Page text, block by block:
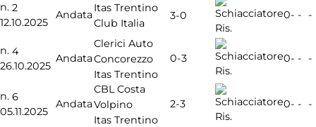
n. 2
12.10.2025
Andata
Itas Trentino
Club Italia
3-0
Ris.
0- - -
n. 4
26.10.2025
Andata
Clerici Auto
Concorezzo
Itas Trentino
0-3
Ris.
0- - -
n. 6
05.11.2025
Andata
CBL Costa
Volpino
Itas Trentino
2-3
Ris.
0- - -